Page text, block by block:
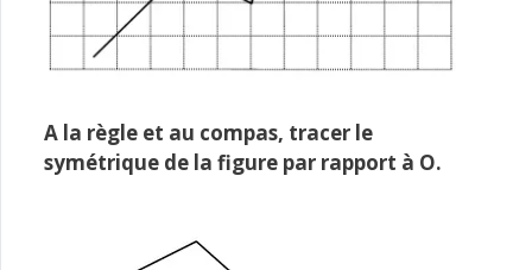
A la règle et au compas, tracer le
symétrique de la figure par rapport à O.